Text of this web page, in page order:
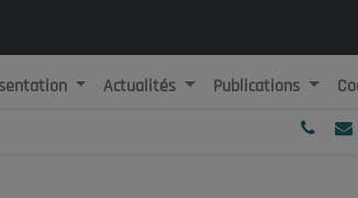
République Algérienne
Actualités Publications